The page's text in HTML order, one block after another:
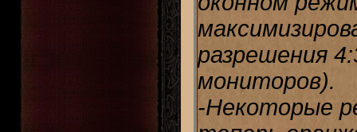
разрешения
мониторов).
-Некоторые